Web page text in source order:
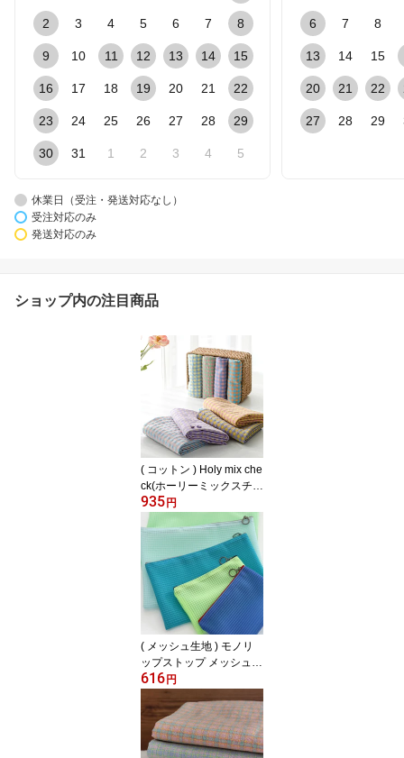
2 3 4 5 6 7 8
9 10 11 12 13 14 15
16 17 18 19 20 21 22
23 24 25 26 27 28 29
30 31 1 2 3 4 5
6 7 8
13 14 15
20 21 22
27 28 29
休業日（受注・発送対応なし）
受注対応のみ
発送対応のみ
ショップ内の注目商品
( コットン ) Holy mix che
ck(ホーリーミックスチェ
ック) リップル コットン
│ 8種類 大幅140cm 【 商
用利用可 】
935 円
( メッシュ生地 ) モノリ
ップストップ メッシュ生
地 （5色）【 商用利用可
616 円